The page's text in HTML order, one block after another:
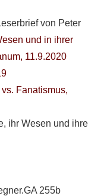
von Peter
und in ihrer
11.9.2020
Fanatismus,
ihr Wesen und ihre
255b